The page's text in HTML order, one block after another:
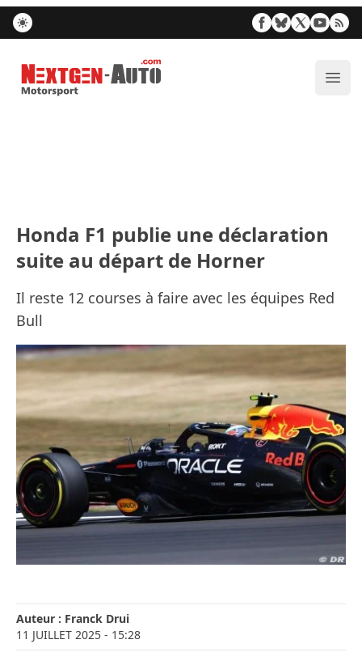
Nextgen-Auto.com
Honda F1 publie une déclaration
suite au départ de Horner
Il reste 12 courses à faire avec les équipes Red
Bull
Auteur : Franck Drui
11 JUILLET 2025 - 15:28